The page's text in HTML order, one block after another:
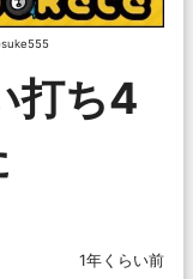
打ち4
1年くらい前